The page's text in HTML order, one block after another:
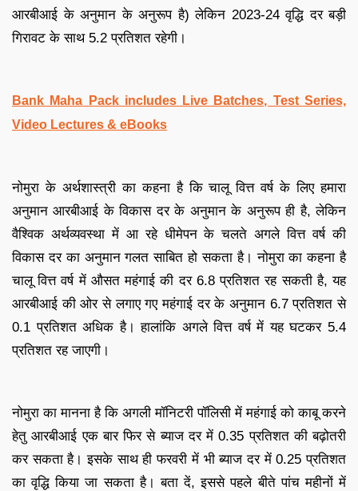
आरबीआई के अनुमान के अनुरूप है) लेकिन 2023-24 वृद्धि दर बड़ी
गिरावट के साथ 5.2 प्रतिशत रहेगी।
Bank Maha Pack includes Live Batches, Test Series,
Video Lectures & eBooks
नोमुरा के अर्थशास्त्री का कहना है कि चालू वित्त वर्ष के लिए हमारा
अनुमान आरबीआई के विकास दर के अनुमान के अनुरूप ही है, लेकिन
वैश्विक अर्थव्यवस्था में आ रहे धीमेपन के चलते अगले वित्त वर्ष की
विकास दर का अनुमान गलत साबित हो सकता है। नोमुरा का कहना है
चालू वित्त वर्ष में औसत महंगाई की दर 6.8 प्रतिशत रह सकती है, यह
आरबीआई की ओर से लगाए गए महंगाई दर के अनुमान 6.7 प्रतिशत से
0.1 प्रतिशत अधिक है। हालांकि अगले वित्त वर्ष में यह घटकर 5.4
प्रतिशत रह जाएगी।
नोमुरा का मानना है कि अगली मॉनिटरी पॉलिसी में महंगाई को काबू करने
हेतु आरबीआई एक बार फिर से ब्याज दर में 0.35 प्रतिशत की बढ़ोतरी
कर सकता है। इसके साथ ही फरवरी में भी ब्याज दर में 0.25 प्रतिशत
का वृद्धि किया जा सकता है। बता दें, इससे पहले बीते पांच महीनों में